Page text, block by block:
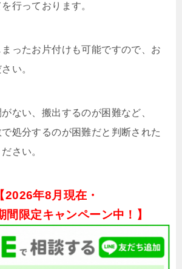
行っております。
ったお片付けも可能ですので、お
い。
ない、搬出するのが困難など、
処分するのが困難だと判断された
さい。
【2026年8月現在・
間限定キャンペーン中！】